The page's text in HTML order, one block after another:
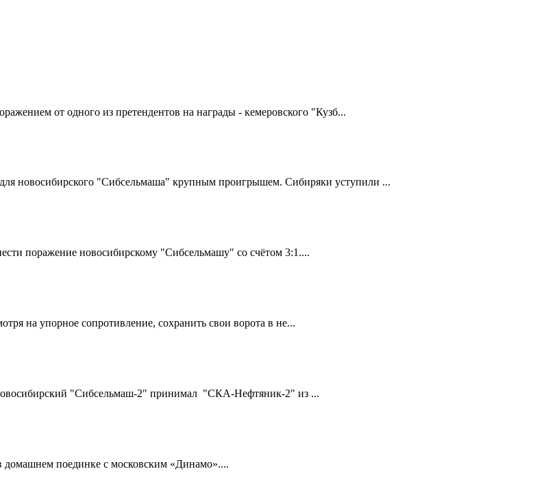
от одного из претендентов на награды - кемеровского "Кузб...
новосибирского "Сибсельмаша" крупным проигрышем. Сибиряки уступили ...
поражение новосибирскому "Сибсельмашу" со счётом 3:1....
на упорное сопротивление, сохранить свои ворота в не...
"Сибсельмаш-2" принимал "СКА-Нефтяник-2" из ...
поединке с московским «Динамо»....